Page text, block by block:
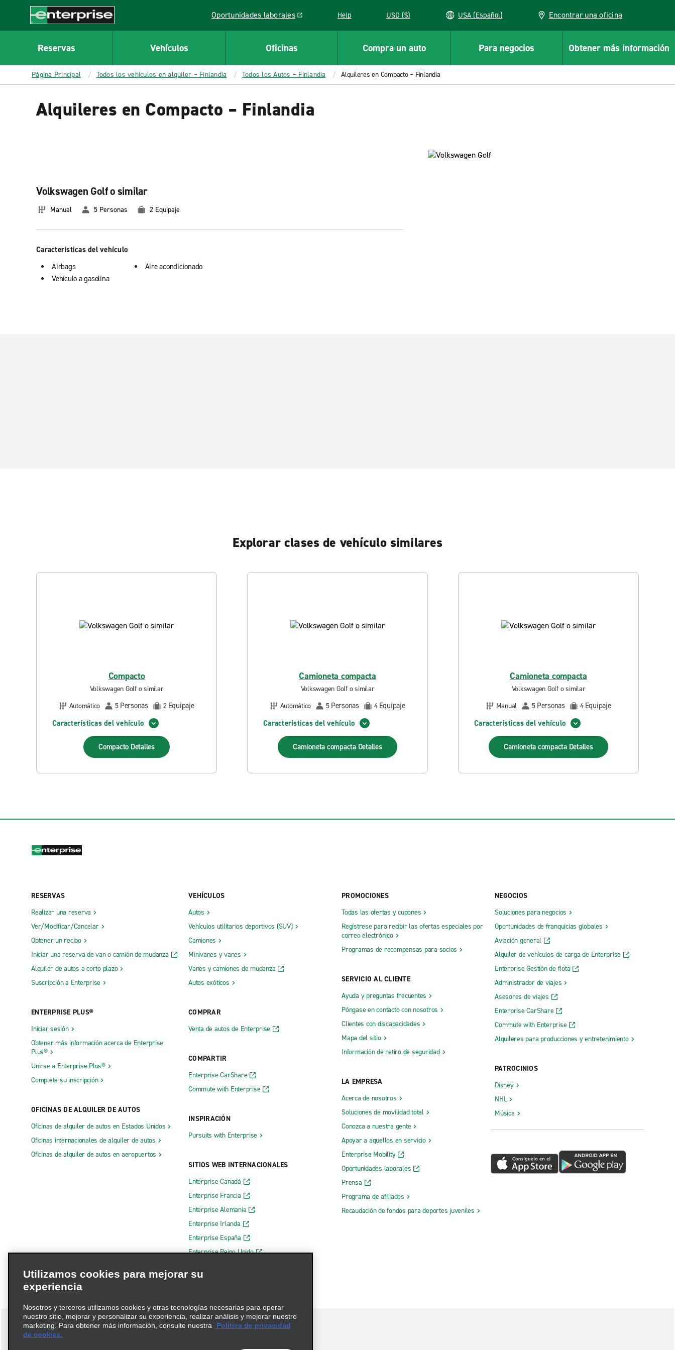
CONTENT
Enterprise
Oportunidades laborales
Link opens in a new window Help USD ($) USA (Español) Encontrar una oficina
Reservas Vehículos Oficinas Compra un auto Para negocios Obtener más información
Página Principal Todos los vehículos en alquiler – Finlandia Todos los Autos – Finlandia Alquileres en Compacto – Finlandia
Alquileres en Compacto – Finlandia
Volkswagen Golf o similar
Manual 5 Personas 2 Equipaje
Características del vehículo
Airbags
Vehículo a gasolina
Aire acondicionado
Explorar clases de vehículo similares
Compacto
Volkswagen Golf o similar
Automático
5 Personas 2 Equipaje
Características del vehículo
Compacto Detalles
Camioneta compacta
Volkswagen Golf o similar
Automático
5 Personas 4 Equipaje
Características del vehículo
Camioneta compacta Detalles
Camioneta compacta
Volkswagen Golf o similar
Manual
5 Personas 4 Equipaje
Características del vehículo
Camioneta compacta Detalles
RESERVAS
Realizar una reserva
Ver/Modificar/Cancelar
Obtener un recibo
Iniciar una reserva de van o camión de mudanza
Alquiler de autos a corto plazo
Suscripción a Enterprise
ENTERPRISE PLUS®
Iniciar sesión
Obtener más información acerca de Enterprise
Plus®
Unirse a Enterprise Plus®
Complete su inscripción
OFICINAS DE ALQUILER DE AUTOS
Oficinas de alquiler de autos en Estados Unidos
Oficinas internacionales de alquiler de autos
Oficinas de alquiler de autos en aeropuertos
VEHÍCULOS
Autos
Vehículos utilitarios deportivos (SUV)
Camiones
Minivanes y vanes
Vanes y camiones de mudanza
Autos exóticos
COMPRAR
Venta de autos de Enterprise
COMPARTIR
Enterprise CarShare
Commute with Enterprise
INSPIRACIÓN
Pursuits with Enterprise
SITIOS WEB INTERNACIONALES
Enterprise Canadá
Enterprise Francia
Enterprise Alemania
Enterprise Irlanda
Enterprise España
Enterprise Reino Unido
PROMOCIONES
Todas las ofertas y cupones
Regístrese para recibir las ofertas especiales por
correo electrónico
Programas de recompensas para socios
SERVICIO AL CLIENTE
Ayuda y preguntas frecuentes
Póngase en contacto con nosotros
Clientes con discapacidades
Mapa del sitio
Información de retiro de seguridad
LA EMPRESA
Acerca de nosotros
Soluciones de movilidad total
Conozca a nuestra gente
Apoyar a aquellos en servicio
Enterprise Mobility
Oportunidades laborales
Prensa
Programa de afiliados
Recaudación de fondos para deportes juveniles
NEGOCIOS
Soluciones para negocios
Oportunidades de franquicias globales
Aviación general
Alquiler de vehículos de carga de Enterprise
Enterprise Gestión de flota
Administrador de viajes
Asesores de viajes
Enterprise CarShare
Commute with Enterprise
Alquileres para producciones y entretenimiento
PATROCINIOS
Disney
NHL
Música
Utilizamos cookies para mejorar su
experiencia
Nosotros y terceros utilizamos cookies y otras tecnologías necesarias para operar
nuestro sitio, mejorar y personalizar su experiencia, realizar análisis y mejorar nuestro
marketing. Para obtener más información, consulte nuestra
Política de privacidad
de cookies.